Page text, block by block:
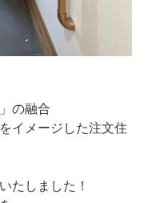
の融合
イメージした注文住
たしました！